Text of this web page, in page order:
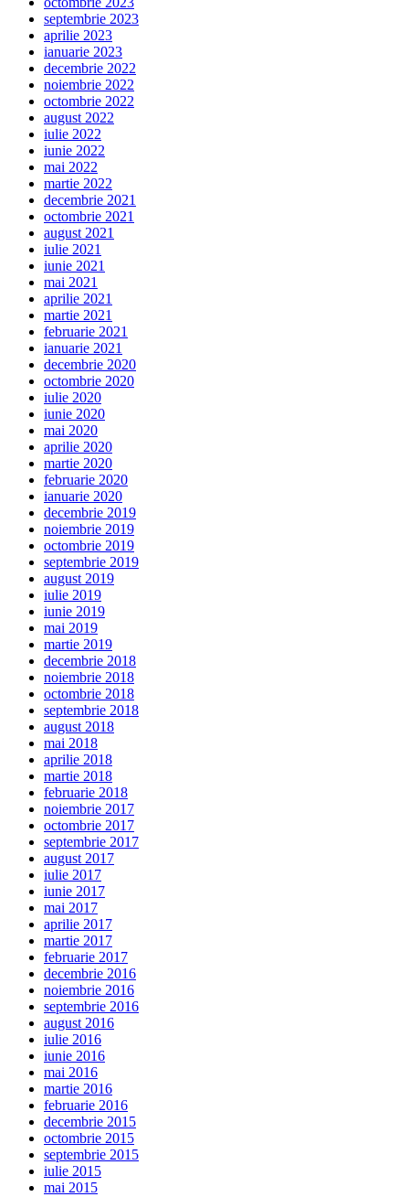
septembrie 2023
aprilie 2023
ianuarie 2023
decembrie 2022
noiembrie 2022
octombrie 2022
august 2022
iulie 2022
iunie 2022
mai 2022
martie 2022
decembrie 2021
octombrie 2021
august 2021
iulie 2021
iunie 2021
mai 2021
aprilie 2021
martie 2021
februarie 2021
ianuarie 2021
decembrie 2020
octombrie 2020
iulie 2020
iunie 2020
mai 2020
aprilie 2020
martie 2020
februarie 2020
ianuarie 2020
decembrie 2019
noiembrie 2019
octombrie 2019
septembrie 2019
august 2019
iulie 2019
iunie 2019
mai 2019
martie 2019
decembrie 2018
noiembrie 2018
octombrie 2018
septembrie 2018
august 2018
mai 2018
aprilie 2018
martie 2018
februarie 2018
noiembrie 2017
octombrie 2017
septembrie 2017
august 2017
iulie 2017
iunie 2017
mai 2017
aprilie 2017
martie 2017
februarie 2017
decembrie 2016
noiembrie 2016
septembrie 2016
august 2016
iulie 2016
iunie 2016
mai 2016
martie 2016
februarie 2016
decembrie 2015
octombrie 2015
septembrie 2015
iulie 2015
mai 2015